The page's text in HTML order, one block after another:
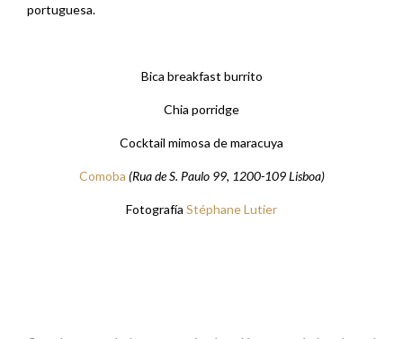
portuguesa.
Bica breakfast burrito
Chia porridge
Cocktail mimosa de maracuya
Comoba (Rua de S. Paulo 99, 1200-109 Lisboa)
Fotografía Stéphane Lutier